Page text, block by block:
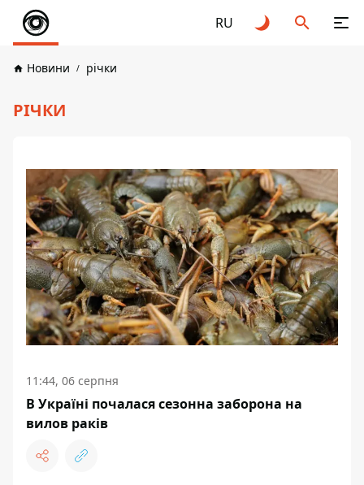
RU
Новини річки
РІЧКИ
11:44, 06 серпня
В Україні почалася сезонна заборона на
вилов раків